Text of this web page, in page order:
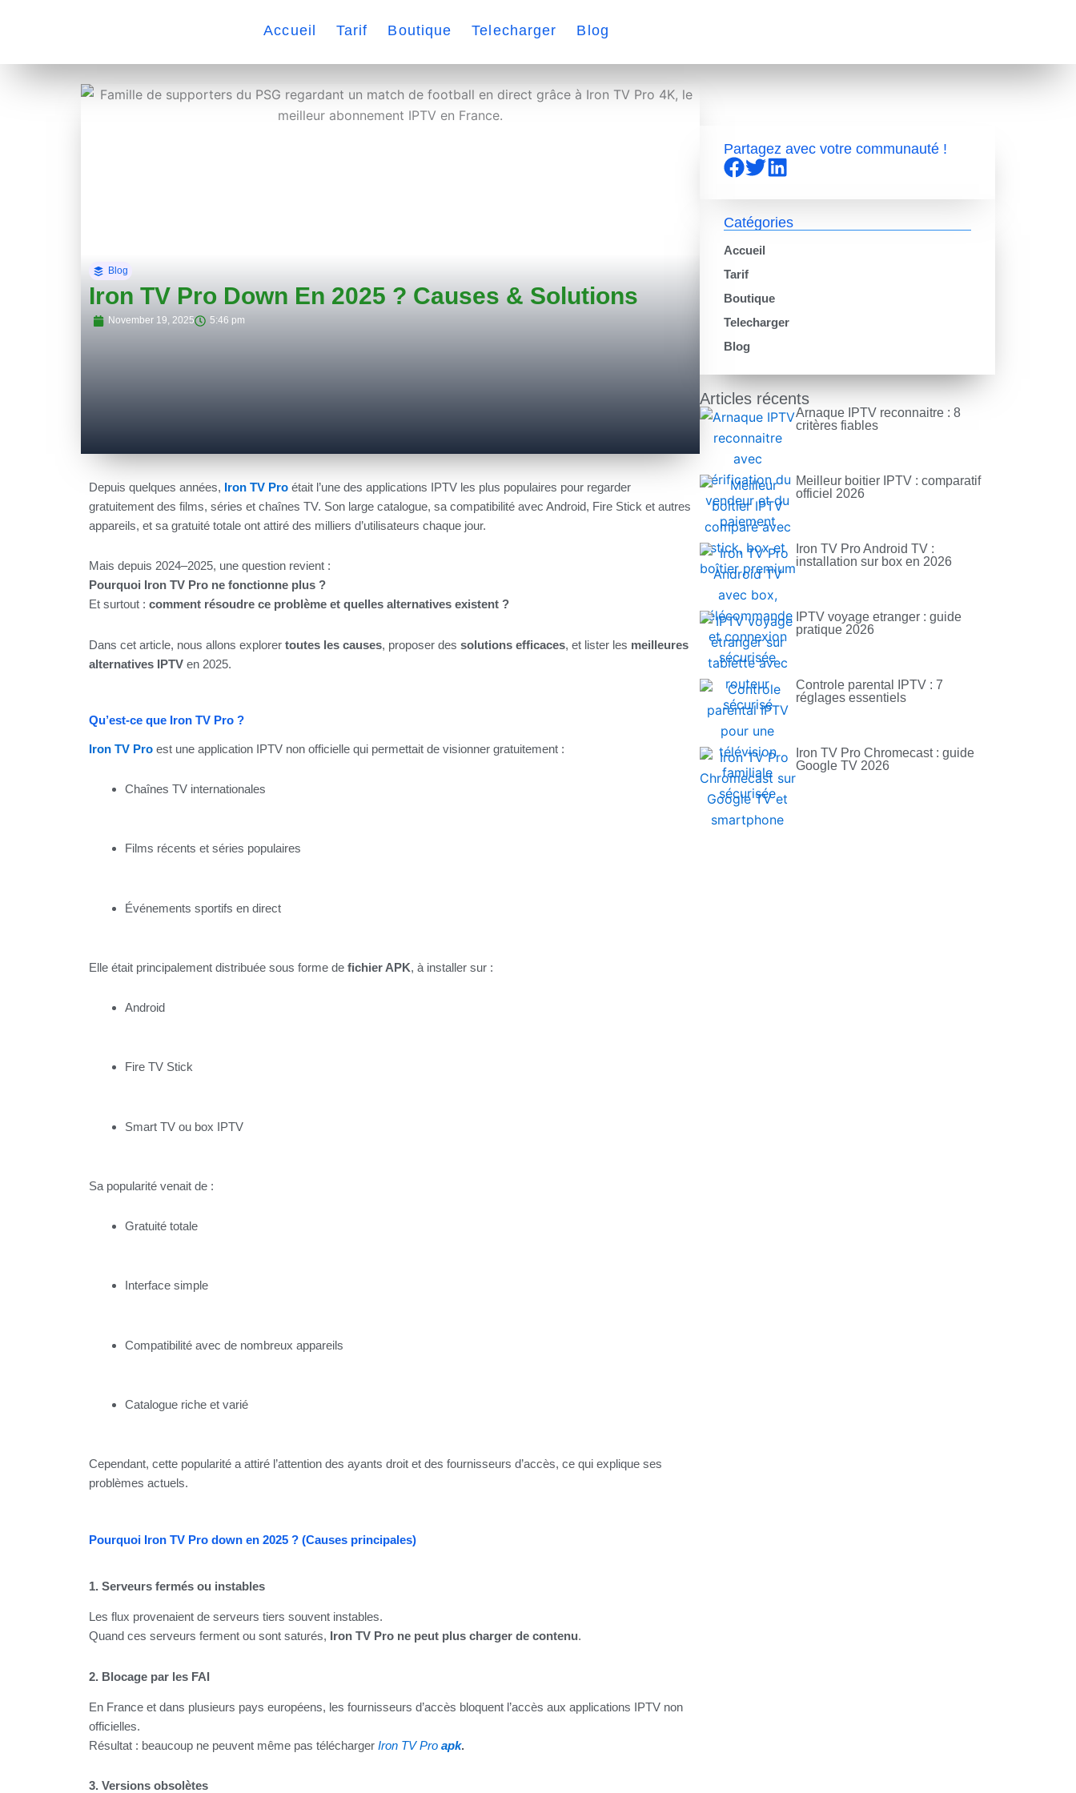
Accueil Tarif Boutique Telecharger Blog
Blog
Iron TV Pro Down En 2025 ? Causes & Solutions
November 19, 2025 5:46 pm
Depuis quelques années, Iron TV Proétait l’une des applications IPTV les plus populaires pour regarder
gratuitement des films, séries et chaînes TV. Son large catalogue, sa compatibilité avec Android, Fire Stick et autres
appareils, et sa gratuité totale ont attiré des milliers d’utilisateurs chaque jour.
Mais depuis 2024–2025, une question revient :
Pourquoi Iron TV Pro ne fonctionne plus ?
Et surtout : comment résoudre ce problème et quelles alternatives existent ?
Dans cet article, nous allons explorer toutes les causes, proposer des solutions efficaces, et lister les meilleures
alternatives IPTVen 2025.
Qu’est-ce que Iron TV Pro ?
Iron TV Proest une application IPTV non officielle qui permettait de visionner gratuitement :
Chaînes TV internationales
Films récents et séries populaires
Événements sportifs en direct
Elle était principalement distribuée sous forme de fichier APK, à installer sur :
Android
Fire TV Stick
Smart TV ou box IPTV
Sa popularité venait de :
Gratuité totale
Interface simple
Compatibilité avec de nombreux appareils
Catalogue riche et varié
Cependant, cette popularité a attiré l’attention des ayants droit et des fournisseurs d’accès, ce qui explique ses
problèmes actuels.
Pourquoi Iron TV Pro down en 2025 ? (Causes principales)
1. Serveurs fermés ou instables
Les flux provenaient de serveurs tiers souvent instables.
Quand ces serveurs ferment ou sont saturés, Iron TV Pro ne peut plus charger de contenu.
2. Blocage par les FAI
En France et dans plusieurs pays européens, les fournisseurs d’accès bloquent l’accès aux applications IPTV non
officielles.
Résultat : beaucoup ne peuvent même pas télécharger Iron TV Pro apk.
3. Versions obsolètes
Partagez avec votre communauté !
Catégories
Accueil
Tarif
Boutique
Telecharger
Blog
Articles récents
Arnaque IPTV reconnaitre : 8
critères fiables
Meilleur boitier IPTV : comparatif
officiel 2026
Iron TV Pro Android TV :
installation sur box en 2026
IPTV voyage etranger : guide
pratique 2026
Controle parental IPTV : 7
réglages essentiels
Iron TV Pro Chromecast : guide
Google TV 2026